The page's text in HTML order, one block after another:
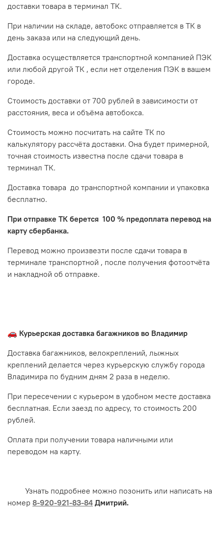
доставки товара в терминал ТК.
При наличии на складе, автобокс отправляется в ТК в
день заказа или на следующий день.
Доставка осуществляется транспортной компанией ПЭК
или любой другой ТК , если нет отделения ПЭК в вашем
городе.
Стоимость доставки от 700 рублей в зависимости от
расстояния, веса и объёма автобокса.
Стоимость можно посчитать на сайте ТК по
калькулятору рассчёта доставки. Она будет примерной,
точная стоимость известна после сдачи товара в
терминал ТК.
Доставка товара до транспортной компании и упаковка
бесплатно.
При отправке ТК берется 100 % предоплата перевод на
карту сбербанка.
Перевод можно произвезти после сдачи товара в
терминале транспортной , после получения фотоотчёта
и накладной об отправке.
🚗 Курьерская доставка багажников во Владимир
Доставка багажников, велокреплений, лыжных
креплений делается через курьерскую службу города
Владимира по будним дням 2 раза в неделю.
При пересечении с курьером в удобном месте доставка
бесплатная. Если заезд по адресу, то стоимость 200
рублей.
Оплата при получении товара наличными или
переводом на карту.
Узнать подробнее можно позонить или написать на
номер 8-920-921-83-84 Дмитрий.